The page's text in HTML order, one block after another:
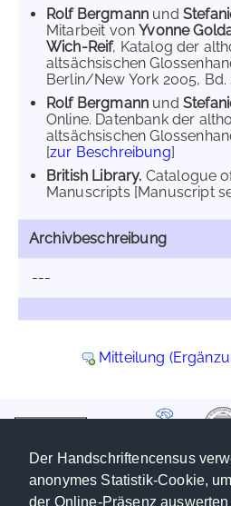
Der Handschriftencensus
anonymes Statistik-Cookie,
der Online-Präsenz
Rolf Bergmann und
Mitarbeit vonYvonne
Wich-Reif, Katalog der
altsächsischen
Berlin/New York 2005, Bd.
Rolf Bergmann und
Online. Datenbank der
altsächsischen
[zur Beschreibung]
British Library. Catalogue
Manuscripts [Manuscript
Archivbeschreibung
---
Mitteilung